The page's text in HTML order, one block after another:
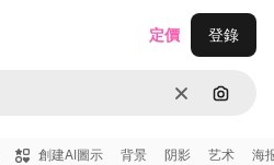
清除 通過圖
定價 登錄
創建AI圖示 背景 阴影 艺术 海